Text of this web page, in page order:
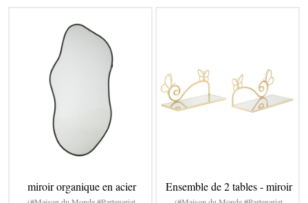
miroir organique en acier Ensemble de 2 tables - miroir